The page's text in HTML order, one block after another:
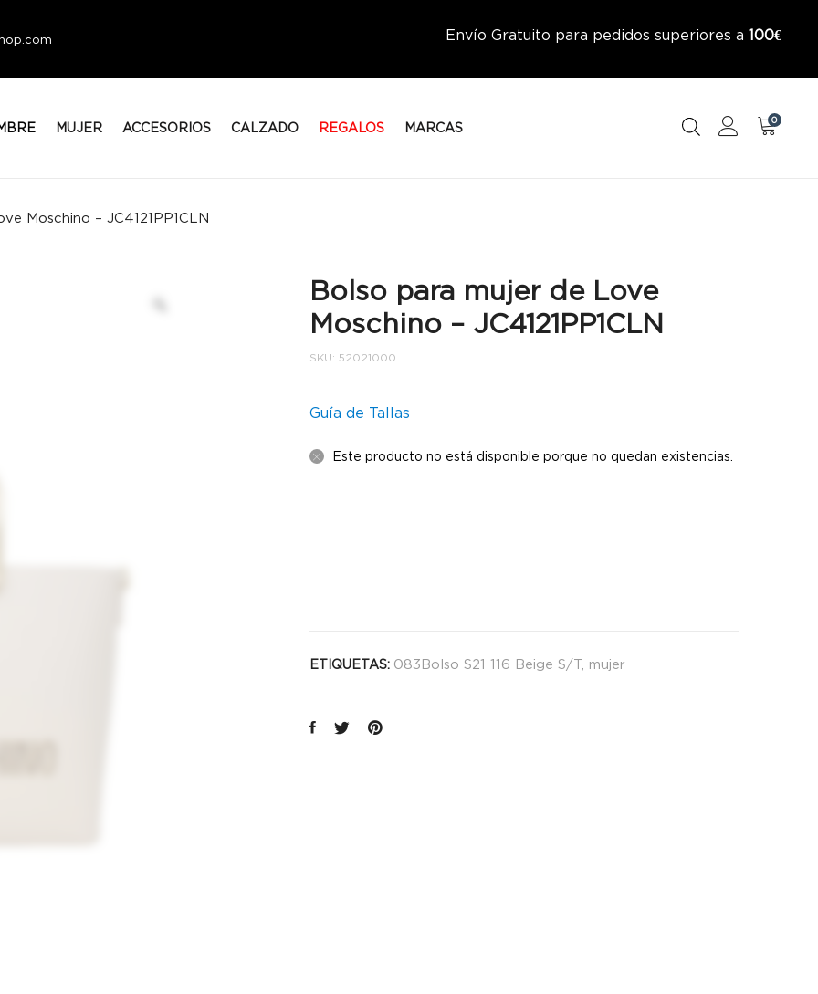
Envío Gratuito para pedidos superiores a 100€
MUJER ACCESORIOS CALZADO REGALOS MARCAS
0
Moschino – JC4121PP1CLN
Bolso para mujer de Love
Moschino – JC4121PP1CLN
SKU: 52021000
Guía de Tallas
Este producto no está disponible porque no quedan existencias.
ETIQUETAS: 083Bolso S21 116 Beige S/T mujer